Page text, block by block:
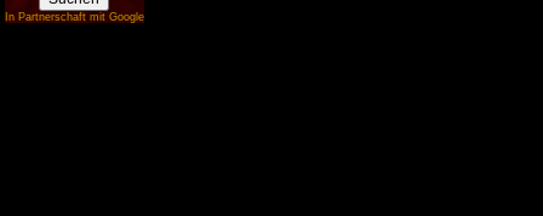
In Partnerschaft mit Google